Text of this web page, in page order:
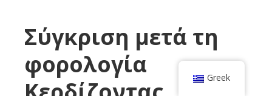
Σύγκριση μετά τη
φορολογία
Greek